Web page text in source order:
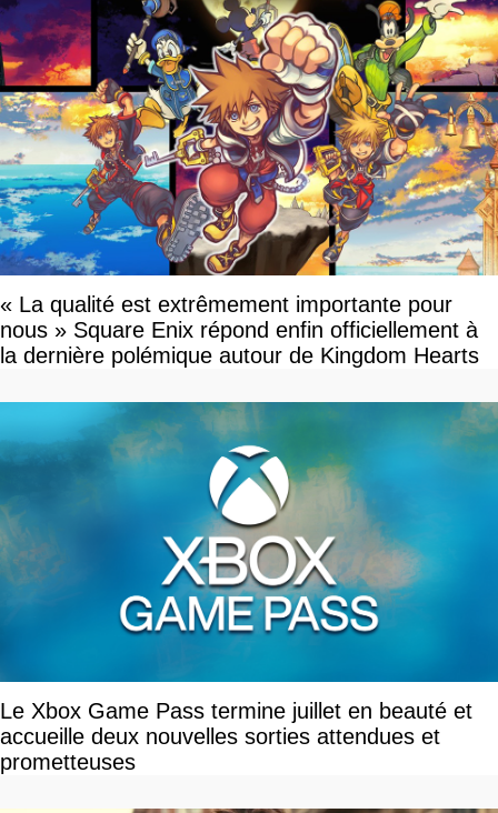
« La qualité est extrêmement importante pour
nous » Square Enix répond enfin officiellement à
la dernière polémique autour de Kingdom Hearts
Le Xbox Game Pass termine juillet en beauté et
accueille deux nouvelles sorties attendues et
prometteuses